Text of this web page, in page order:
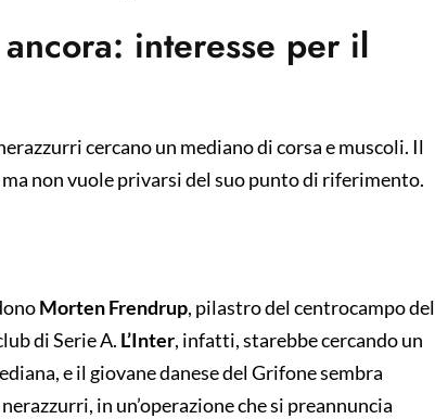
interesse per il
cercano un mediano di corsa e muscoli. Il
non vuole privarsi del suo punto di riferimento.
Morten Frendrup, pilastro del centrocampo del
di Serie A. L’Inter, infatti, starebbe cercando un
e il giovane danese del Grifone sembra
in un’operazione che si preannuncia